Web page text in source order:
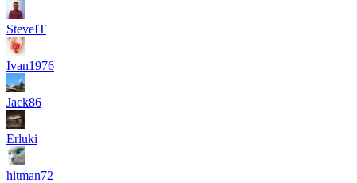
SteveIT
Ivan1976
Jack86
Erluki
hitman72